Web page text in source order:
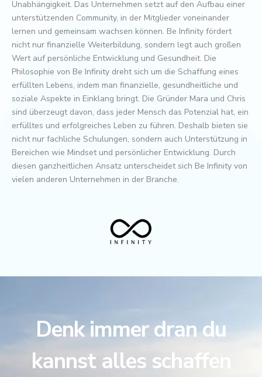
Unabhängigkeit. Das Unternehmen setzt auf den Aufbau einer
unterstützenden Community, in der Mitglieder voneinander
lernen und gemeinsam wachsen können. Be Infinity fördert
nicht nur finanzielle Weiterbildung, sondern legt auch großen
Wert auf persönliche Entwicklung und Gesundheit. Die
Philosophie von Be Infinity dreht sich um die Schaffung eines
erfüllten Lebens, indem man finanzielle, gesundheitliche und
soziale Aspekte in Einklang bringt. Die Gründer Mara und Chris
sind überzeugt davon, dass jeder Mensch das Potenzial hat, ein
erfülltes und erfolgreiches Leben zu führen. Deshalb bieten sie
nicht nur fachliche Schulungen, sondern auch Unterstützung in
Bereichen wie Mindset und persönlicher Entwicklung. Durch
diesen ganzheitlichen Ansatz unterscheidet sich Be Infinity von
vielen anderen Unternehmen in der Branche.
Denk immer dran du
kannst alles schaffen